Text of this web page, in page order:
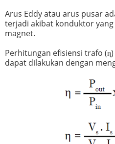
Arus Eddy atau arus pusar
terjadi akibat konduktor
magnet.
Perhitungan efisiensi trafo
dapat dilakukan dengan